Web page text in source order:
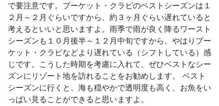
で要注意です。プーケット・クラビのベストシーズンは１
２月～２月ぐらいですから、約３ヶ月ぐらい遅れていると
考えるといいと思いますよ。雨季で雨が良く降るワースト
シーズンも１０月後半～１２月中旬ですから、やはりプー
ケット・クラビなどより遅れている（シフトしている）感
じです。こうした時期を考慮に入れて、ぜひベストなシー
ズンにリゾート地を訪れることをお勧めします。 ベスト
シーズンに行くと、海も穏やかで透明度も高く、お魚をい
っぱい見ることができると思いますよ。